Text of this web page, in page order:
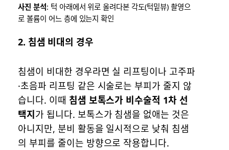
사진 분석: 턱 아래에서 위로 올려다본 각도(턱밑뷰) 촬영으
로 볼륨이 어느 층에 있는지 확인
2. 침샘 비대의 경우
침샘이 비대한 경우라면 실 리프팅이나 고주파
·초음파 리프팅 같은 시술로는 부피가 줄지 않
습니다. 이때 침샘 보톡스가 비수술적 1차 선
택지가 됩니다. 보톡스가 침샘을 없애는 것은
아니지만, 분비 활동을 일시적으로 낮춰 침샘
의 부피를 줄이는 방향으로 작용합니다.